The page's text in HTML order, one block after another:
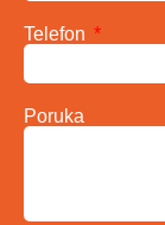
Telefon
Poruka